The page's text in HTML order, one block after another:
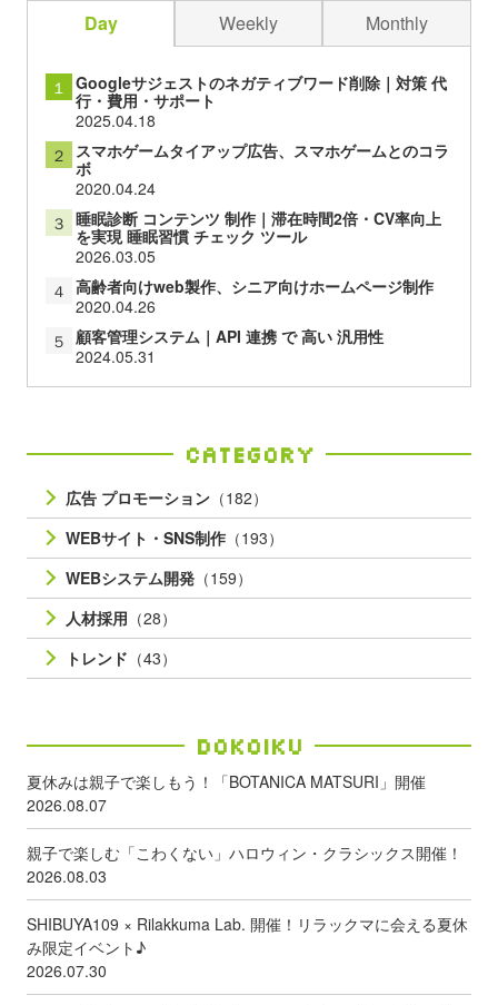
Day Weekly Monthly
１
Googleサジェストのネガティブワード削除｜対策 代
行・費用・サポート
2025.04.18
２
スマホゲームタイアップ広告、スマホゲームとのコラ
ボ
2020.04.24
３ 睡眠診断 コンテンツ 制作｜滞在時間2倍・CV率向上
を実現 睡眠習慣 チェック ツール
2026.03.05
４ 高齢者向けweb製作、シニア向けホームページ制作
2020.04.26
５ 顧客管理システム｜API 連携 で 高い 汎用性
2024.05.31
Category
広告 プロモーション （182）
WEBサイト・SNS制作 （193）
WEBシステム開発 （159）
人材採用 （28）
トレンド （43）
Dokoiku
夏休みは親子で楽しもう！「BOTANICA MATSURI」開催
2026.08.07
親子で楽しむ「こわくない」ハロウィン・クラシックス開催！
2026.08.03
SHIBUYA109 × Rilakkuma Lab. 開催！リラックマに会える夏休
み限定イベント♪
2026.07.30